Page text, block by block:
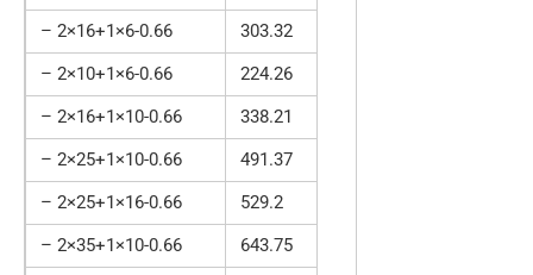
– 2×16+1×6-0.66
303.32
– 2×10+1×6-0.66
224.26
– 2×16+1×10-0.66
338.21
– 2×25+1×10-0.66
491.37
– 2×25+1×16-0.66
529.2
– 2×35+1×10-0.66
643.75